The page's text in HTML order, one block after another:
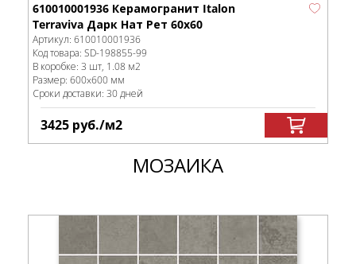
610010001936 Керамогранит Italon
Terraviva Дарк Нат Рет 60x60
Артикул: 610010001936
Код товара: SD-198855-99
В коробке: 3 шт, 1.08 м2
Размер: 600x600 мм
Сроки доставки: 30 дней
3425 руб./м2
МОЗАИКА